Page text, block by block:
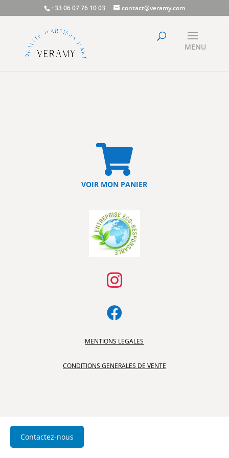
+33 06 07 76 10 03 contact@veramy.com
Contactez-nous

VOIR MON PANIER


MENTIONS LEGALES
CONDITIONS GENERALES DE VENTE